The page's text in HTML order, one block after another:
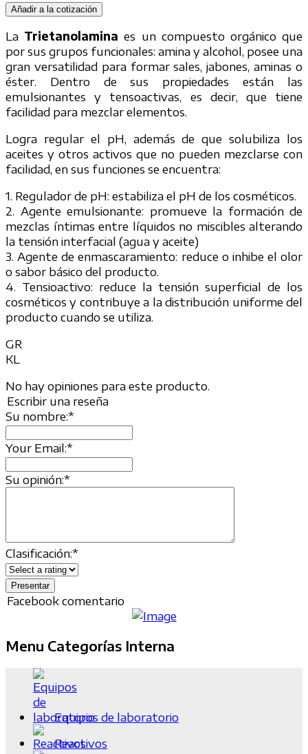
Añadir a la cotización
La Trietanolamina es un compuesto orgánico que
por sus grupos funcionales: amina y alcohol, posee una
gran versatilidad para formar sales, jabones, aminas o
éster. Dentro de sus propiedades están las
emulsionantes y tensoactivas, es decir, que tiene
facilidad para mezclar elementos.
Logra regular el pH, además de que solubiliza los
aceites y otros activos que no pueden mezclarse con
facilidad, en sus funciones se encuentra:
1. Regulador de pH: estabiliza el pH de los cosméticos.
2. Agente emulsionante: promueve la formación de
mezclas íntimas entre líquidos no miscibles alterando
la tensión interfacial (agua y aceite)
3. Agente de enmascaramiento: reduce o inhibe el olor
o sabor básico del producto.
4. Tensioactivo: reduce la tensión superficial de los
cosméticos y contribuye a la distribución uniforme del
producto cuando se utiliza.
GR
KL
No hay opiniones para este producto.
Escribir una reseña
Su nombre:*
Your Email:*
Su opinión:*
Clasificación:*
Facebook comentario
Menu Categorías Interna
Equipos de laboratorio
Reactivos